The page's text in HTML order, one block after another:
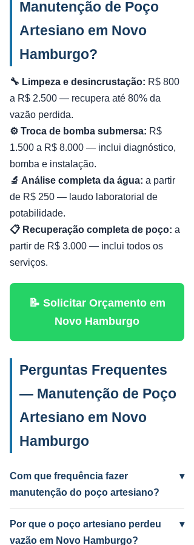
Manutenção de Poço
Artesiano em Novo
Hamburgo?
🔧 Limpeza e desincrustação: R$ 800
a R$ 2.500 — recupera até 80% da
vazão perdida.
⚙️ Troca de bomba submersa: R$
1.500 a R$ 8.000 — inclui diagnóstico,
bomba e instalação.
🔬 Análise completa da água: a partir
de R$ 250 — laudo laboratorial de
potabilidade.
📋 Recuperação completa de poço: a
partir de R$ 3.000 — inclui todos os
serviços.
📝 Solicitar Orçamento em
Novo Hamburgo
Perguntas Frequentes
— Manutenção de Poço
Artesiano em Novo
Hamburgo
Com que frequência fazer
manutenção do poço artesiano?
▾
Anual para uso intenso (agrícola/industrial)
e a cada 2 anos para uso residencial.
Poços antigos podem precisar mais
Por que o poço artesiano perdeu
vazão em Novo Hamburgo?
▾